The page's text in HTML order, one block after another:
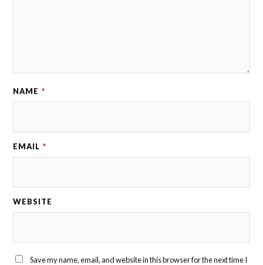
NAME *
EMAIL *
WEBSITE
Save my name, email, and website in this browser for the next time I